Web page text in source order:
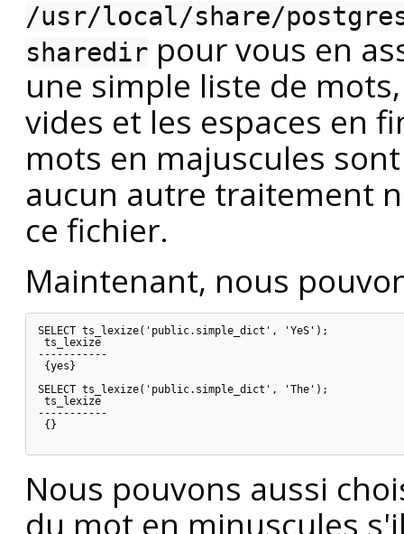
/usr/local/share/
sharedir pour vous en
une simple liste de
vides et les espaces en
mots en majuscules
aucun autre traitement
ce fichier.
Maintenant, nous
SELECT ts_lexize('public.simple_dict', 'YeS');
ts_lexize
-----------
{yes}
SELECT ts_lexize('public.simple_dict', 'The');
ts_lexize
-----------
{}
Nous pouvons aussi
du mot en minuscules